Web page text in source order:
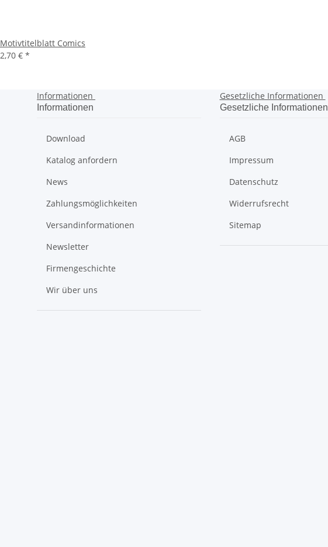
Motivtitelblatt Comics
2,70 € *
Informationen
Informationen
Download
Katalog anfordern
News
Zahlungsmöglichkeiten
Versandinformationen
Newsletter
Firmengeschichte
Wir über uns
Gesetzliche Informationen
Gesetzliche Informationen
AGB
Impressum
Datenschutz
Widerrufsrecht
Sitemap